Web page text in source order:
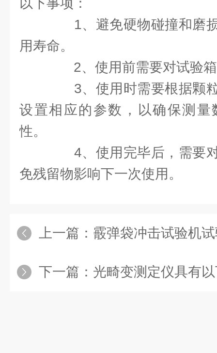
以下事项：
1、避免硬物碰撞和磨损
用寿命。
2、使用前需要对试验箱
3、使用时需要根据颗粒
设置相应的参数，以确保测量
性。
4、使用完毕后，需要对
免残留物影响下一次使用。
上一篇： 霰弹袋冲击试验机
下一篇： 光畸变测定仪具有